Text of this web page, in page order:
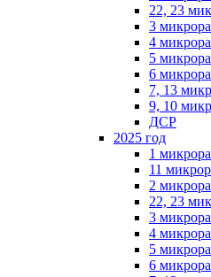
22, 23
3
4
5
6
7, 13
9, 10
ДСР
2025 год
1
11
2
22, 23
3
4
5
6